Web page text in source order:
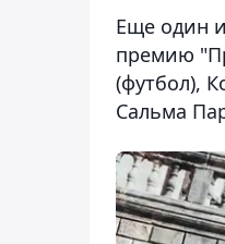
Еще один
премию
(футбол),
Сальма